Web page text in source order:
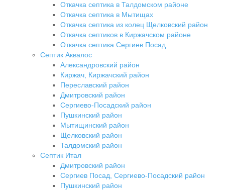
Откачка септика в Талдомском районе
Откачка септика в Мытищах
Откачка септика из колец Щелковский район
Откачка септиков в Киржачском районе
Откачка септика Сергиев Посад
Септик Аквалос
Александровский район
Киржач, Киржачский район
Переславский район
Дмитровский район
Сергиево-Посадский район
Пушкинский район
Мытищинский район
Щелковский район
Талдомский район
Септик Итал
Дмитровский район
Сергиев Посад, Сергиево-Посадский район
Пушкинский район